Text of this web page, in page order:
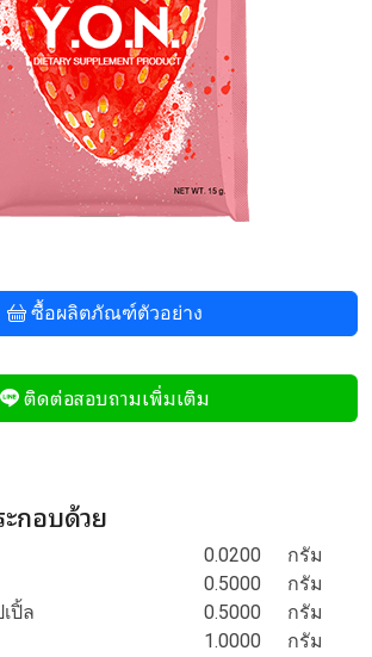
ซื้อผลิตภัณฑ์ตัวอย่าง
ติดต่อสอบถามเพิ่มเติม
กอบด้วย
0.0200
กรัม
0.5000
กรัม
ปิ้ล
0.5000
กรัม
1.0000
กรัม